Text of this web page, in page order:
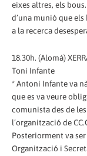
eixes altres, els
d’una munió que
a la recerca
18.30h. (Alomà)
Toni Infante
* Antoni Infante va
que es va veure
comunista des de
l’organització de
Posteriorment va
Organització i